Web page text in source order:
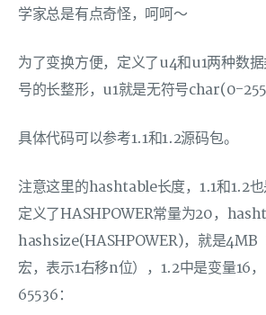
学家总是有点奇怪，呵呵～
为了变换方便，定义了u4和u1两种数
号的长整形，u1就是无符号char(0-
具体代码可以参考1.1和1.2源码包。
注意这里的hashtable长度，1.1和1.2
定义了HASHPOWER常量为20，
hashsize(HASHPOWER)，就是4MB
宏，表示1右移n位），1.2中是变量16
65536：